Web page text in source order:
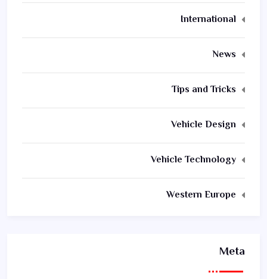
International
News
Tips and Tricks
Vehicle Design
Vehicle Technology
Western Europe
Meta